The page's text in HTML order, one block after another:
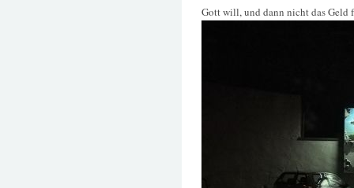
Gott will, und dann nicht das Geld